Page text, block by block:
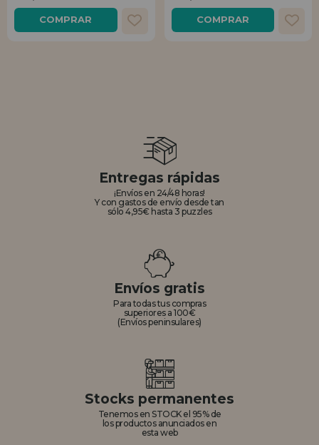
REGISTRO DISTRIBUIDOR
COMPRAR COMPRAR
Entregas rápidas
¡Envíos en 24/48 horas!
Y con gastos de envío desde tan
sólo 4,95€ hasta 3 puzzles
Envíos gratis
Para todas tus compras
superiores a 100€
(Envíos peninsulares)
Stocks permanentes
Tenemos en STOCK el 95% de
los productos anunciados en
esta web